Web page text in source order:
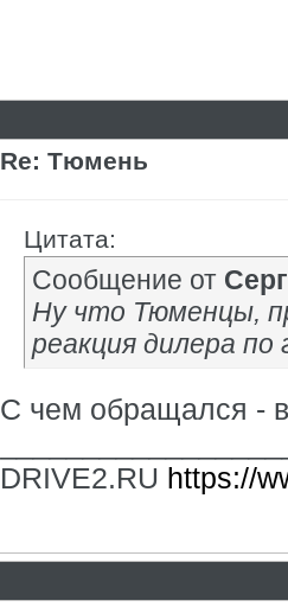
Re: Тюмень
Цитата:
Сообщение от
Ну что Тюменцы,
реакция дилера
С чем обращался -
DRIVE2.RU https://